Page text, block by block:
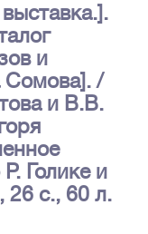
и
Сомова]. /
и В.В.
Голике и
26 с., 60 л.